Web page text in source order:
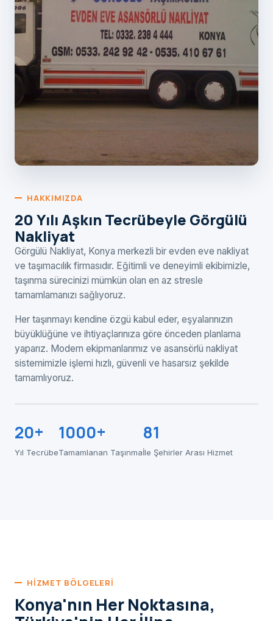
HAKKIMIZDA
20 Yılı Aşkın Tecrübeyle Görgülü
Nakliyat
Görgülü Nakliyat, Konya merkezli bir evden eve nakliyat
ve taşımacılık firmasıdır. Eğitimli ve deneyimli ekibimizle,
taşınma sürecinizi mümkün olan en az stresle
tamamlamanızı sağlıyoruz.
Her taşınmayı kendine özgü kabul eder, eşyalarınızın
büyüklüğüne ve ihtiyaçlarınıza göre önceden planlama
yaparız. Modern ekipmanlarımız ve asansörlü nakliyat
sistemimizle işlemi hızlı, güvenli ve hasarsız şekilde
tamamlıyoruz.
20+
Yıl Tecrübe
1000+
Tamamlanan Taşınma
81
İle Şehirler Arası Hizmet
HIZMET BÖLGELERI
Konya'nın Her Noktasına,